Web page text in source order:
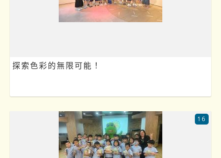
探索色彩的無限可能！
16